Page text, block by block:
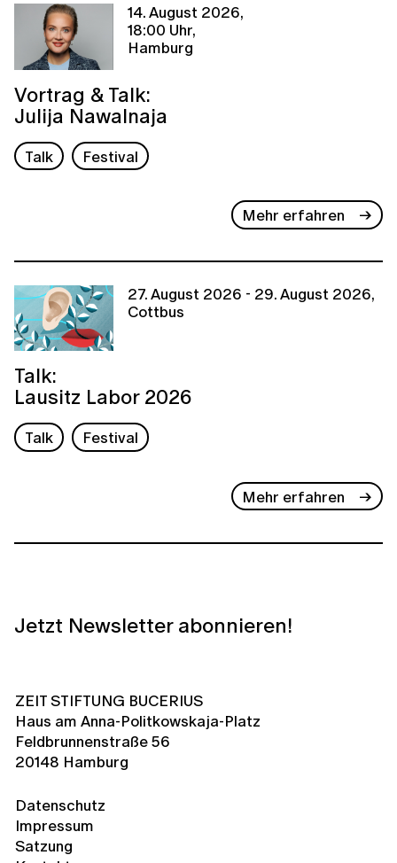
14. August 2026,
18:00 Uhr,
Hamburg
Vortrag & Talk:
Julija Nawalnaja
Talk Festival
Mehr erfahren
27. August 2026 - 29. August 2026,
Cottbus
Talk:
Lausitz Labor 2026
Talk Festival
Mehr erfahren
Jetzt Newsletter abonnieren!
ZEIT STIFTUNG BUCERIUS
Haus am Anna-Politkowskaja-Platz
Feldbrunnenstraße 56
20148 Hamburg
Datenschutz
Impressum
Satzung